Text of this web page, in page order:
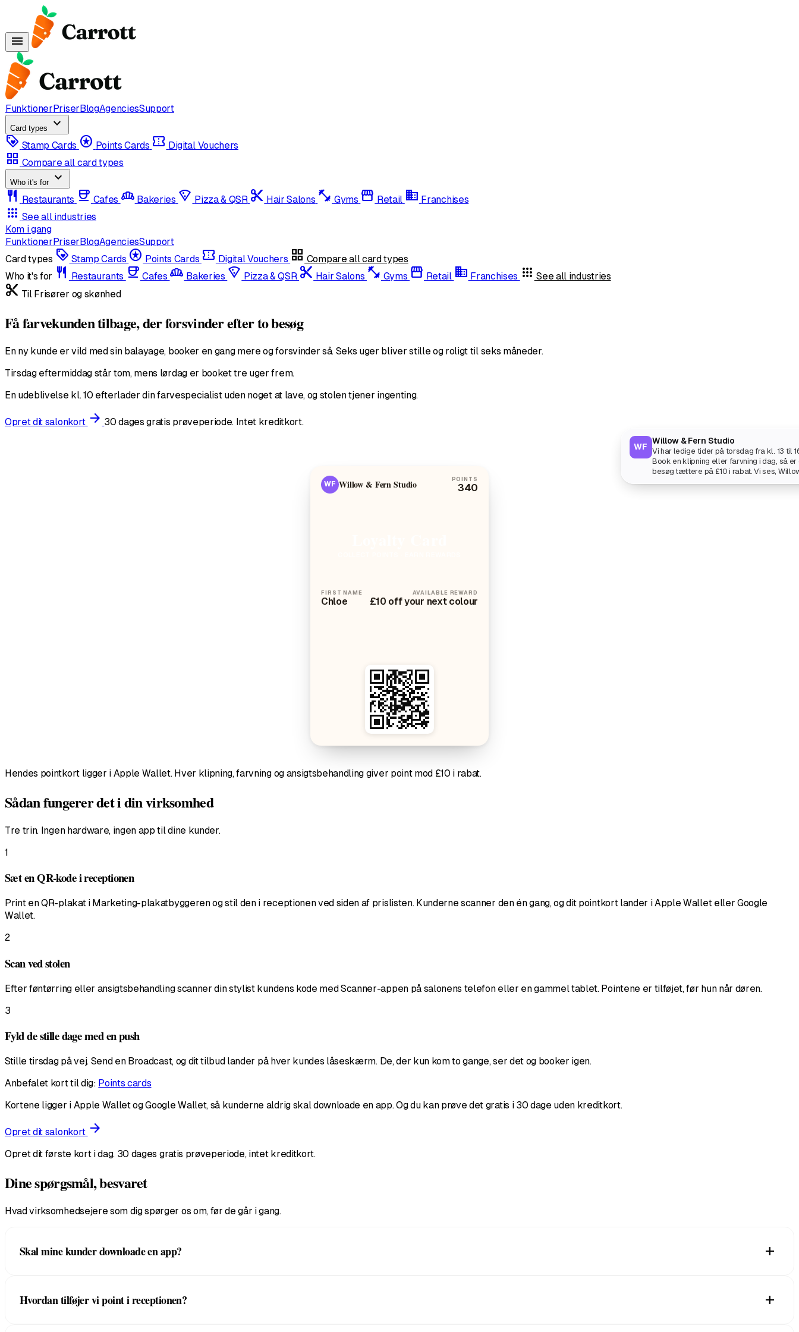
menu
FunktionerPriserBlogAgenciesSupport
Card types
expand_more
loyalty Stamp Cards stars Points Cards confirmation_number Digital Vouchers
grid_view Compare all card types
Who it's for expand_more
restaurant Restaurants coffee Cafes bakery_dining Bakeries local_pizza Pizza & QSR content_cut Hair Salons fitness_center Gyms storefront Retail domain Franchises
apps See all industries
Kom i gang
FunktionerPriserBlogAgenciesSupport
Card types loyalty Stamp Cards stars Points Cards confirmation_number Digital Vouchers grid_view Compare all card types
Who it's for restaurant Restaurants coffee Cafes bakery_dining Bakeries local_pizza Pizza & QSR content_cut Hair Salons fitness_center Gyms storefront Retail domain Franchises apps See all industries
content_cut Til Frisører og skønhed
Få farvekunden tilbage, der forsvinder efter to besøg
En ny kunde er vild med sin balayage, booker en gang mere og forsvinder så. Seks uger bliver stille og roligt til seks måneder.
Tirsdag eftermiddag står tom, mens lørdag er booket tre uger frem.
En udeblivelse kl. 10 efterlader din farvespecialist uden noget at lave, og stolen tjener ingenting.
Opret dit salonkort arrow_forward 30 dages gratis prøveperiode. Intet kreditkort.
WF
Willow & Fern Studio
Vi har ledige tider på torsdag fra kl. 13 til
Book en klipning eller farvning i dag, så er
besøg tættere på £10 i rabat. Vi ses,
WF Willow & Fern Studio POINTS
0
FIRST NAME
Chloe
AVAILABLE REWARD
£10 off your next colour
Hendes pointkort ligger i Apple Wallet. Hver klipning, farvning og ansigtsbehandling giver point mod £10 i rabat.
Sådan fungerer det i din virksomhed
Tre trin. Ingen hardware, ingen app til dine kunder.
1
Sæt en QR-kode i receptionen
Print en QR-plakat i Marketing-plakatbyggeren og stil den i receptionen ved siden af prislisten. Kunderne scanner den én gang, og dit pointkort lander i Apple Wallet eller Google
Wallet.
2
Scan ved stolen
Efter føntørring eller ansigtsbehandling scanner din stylist kundens kode med Scanner-appen på salonens telefon eller en gammel tablet. Pointene er tilføjet, før hun når døren.
3
Fyld de stille dage med en push
Stille tirsdag på vej. Send en Broadcast, og dit tilbud lander på hver kundes låseskærm. De, der kun kom to gange, ser det og booker igen.
Anbefalet kort til dig: Points cards
Kortene ligger i Apple Wallet og Google Wallet, så kunderne aldrig skal downloade en app. Og du kan prøve det gratis i 30 dage uden kreditkort.
Opret dit salonkort arrow_forward
Opret dit første kort i dag. 30 dages gratis prøveperiode, intet kreditkort.
Dine spørgsmål, besvaret
Hvad virksomhedsejere som dig spørger os om, før de går i gang.
Skal mine kunder downloade en app? add
boardingkort.
Hvordan tilføjer vi point i receptionen? add